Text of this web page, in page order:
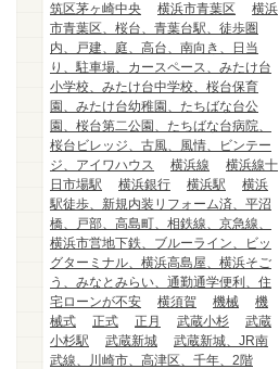
筑区茅ヶ崎中央
横浜市青葉区
横浜
市青葉区、桜台、青葉台駅、徒歩圏
内、戸建、庭、高台、南向き、日当
り、駐車場、カースペース、みたけ台
小学校、みたけ台中学校、桜台保育
園、みたけ台幼稚園、たちばな台公
園、桜台第二公園、たちばな台病院、
桜台ビレッジ、古風、風情、ビンテー
ジ、アイワハウス
横浜線
横浜線十
日市場駅
横浜銀行 横浜駅
横浜
駅徒歩、新規内装リフォーム済、平沼
橋、戸部、高島町、相鉄線、京急線、
横浜市営地下鉄、ブルーライン、ビッ
グターミナル、横浜高島屋、横浜そご
う、みなとみらい、通勤通学便利、住
宅ローンが不安
横須賀 機械
機
械式
正式 正月 武蔵小杉
武蔵
小杉駅
武蔵新城
武蔵新城、JR南
武線、川崎市、高津区、千年、2階